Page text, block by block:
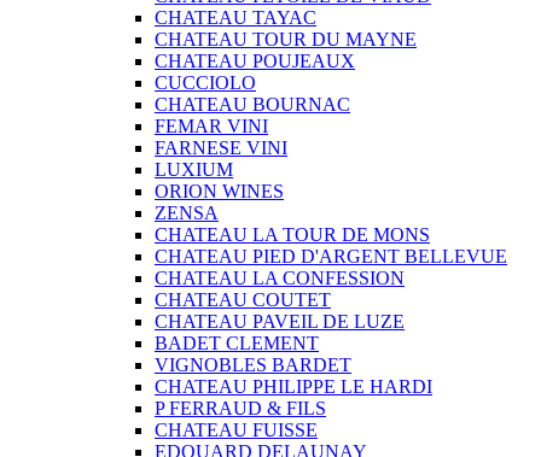
CHATEAU TAYAC
CHATEAU TOUR DU MAYNE
CHATEAU POUJEAUX
CUCCIOLO
CHATEAU BOURNAC
FEMAR VINI
FARNESE VINI
LUXIUM
ORION WINES
ZENSA
CHATEAU LA TOUR DE MONS
CHATEAU PIED D'ARGENT BELLEVUE
CHATEAU LA CONFESSION
CHATEAU COUTET
CHATEAU PAVEIL DE LUZE
BADET CLEMENT
VIGNOBLES BARDET
CHATEAU PHILIPPE LE HARDI
P FERRAUD & FILS
CHATEAU FUISSE
EDOUARD DELAUNAY